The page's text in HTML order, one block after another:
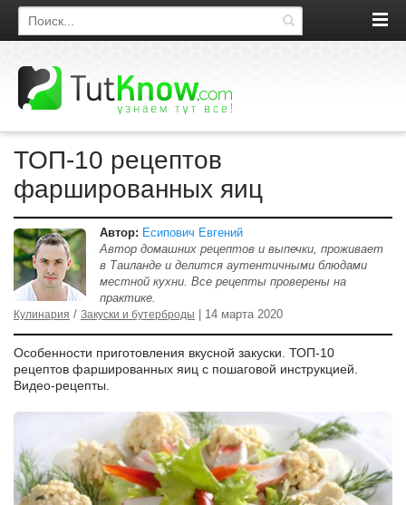
Поиск по сайту
ТОП-10 рецептов
фаршированных яиц
Автор: Есипович Евгений
Автор домашних рецептов и выпечки, проживает
в Таиланде и делится аутентичными блюдами
местной кухни. Все рецепты проверены на
практике.
Кулинария / Закуски и бутерброды | 14 марта 2020
Особенности приготовления вкусной закуски. ТОП-10
рецептов фаршированных яиц с пошаговой инструкцией.
Видео-рецепты.